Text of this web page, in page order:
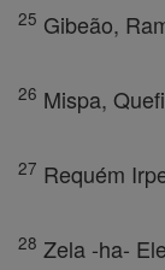
25 Gibeão,
26 Mispa,
27 Requém
28 Zela -ha-